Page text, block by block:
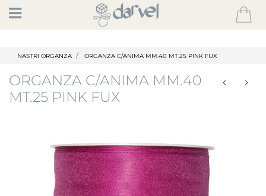
Open
NASTRI ORGANZA ORGANZA C/ANIMA MM.40 MT.25 PINK FUX
ORGANZA C/ANIMA MM.40
MT.25 PINK FUX